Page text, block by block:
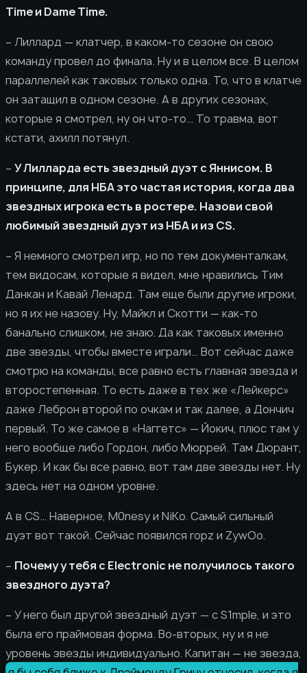
Time и Dame Time.
– Лиллард — клатчер, в каком-то сезоне он свою
команду провел до финала. Ну и в целом все. В целом
параллелей как таковых только одна. То, что в клатче
он затащил в одном сезоне. А в других сезонах,
которые я смотрел, ну он что-то… То травма, вот
кстати, ахилл потянул.
– У Лилларда есть звездный дуэт с Яннисом. В
принципе, для НБА это частая история, когда два
звездных игрока есть в ростере. Назови свой
любимый звездный дуэт из НБА и из CS.
– Я немного смотрел игр, но по тем документалкам,
тем видосам, которые я видел, мне нравились Тим
Данкан и Кавай Ленард. Там еще были другие игроки,
но я их не назову. Ну, Майкл и Скотти — как-то
банально слишком, не знаю. Да как таковых именно
две звезды, чтобы вместе играли… Вот сейчас даже
смотрю на команды, все равно есть главная звезда и
второстепенная. То есть даже в тех же «Лейкерс»
даже Леброн второй по очкам и так далее, а Дончич
первый. То же самое в «Наггетс» — Йокич, плюс там у
него вообще либо Гордон, либо Мюррей. Там Дюрант,
Букер. И как бы все равно, вот там две звезды нет. Ну
здесь нет на одном уровне.
А в CS… Наверное, M0nesy и NiKo. Самый сильный
дуэт вот такой. Сейчас появился ropz и ZywOo.
– Почему у тебя с Electronic не получилось такого
звездного дуэта?
– У него был другой звездный дуэт — с S1mple, и это
была его праймовая форма. Во-вторых, ну и я не
уровень звезды индивидуально. Капитан — не звезда,